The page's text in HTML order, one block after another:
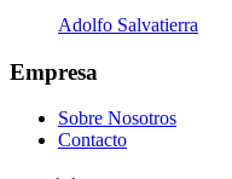
Adolfo Salvatierra
Empresa
Sobre Nosotros
Contacto